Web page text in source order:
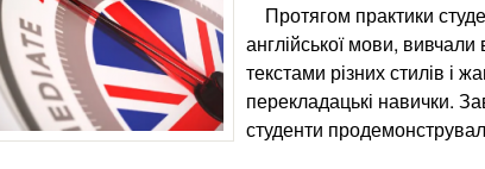
Протягом практики
англійської мови,
текстами різних стилів і
перекладацькі навички.
студенти